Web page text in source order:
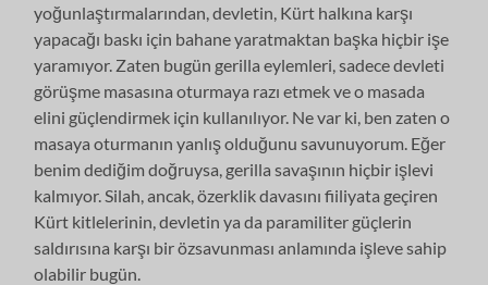
yoğunlaştırmalarından, devletin, Kürt halkına karşı
yapacağı baskı için bahane yaratmaktan başka hiçbir işe
yaramıyor. Zaten bugün gerilla eylemleri, sadece devleti
görüşme masasına oturmaya razı etmek ve o masada
elini güçlendirmek için kullanılıyor. Ne var ki, ben zaten o
masaya oturmanın yanlış olduğunu savunuyorum. Eğer
benim dediğim doğruysa, gerilla savaşının hiçbir işlevi
kalmıyor. Silah, ancak, özerklik davasını fiiliyata geçiren
Kürt kitlelerinin, devletin ya da paramiliter güçlerin
saldırısına karşı bir özsavunması anlamında işleve sahip
olabilir bugün.